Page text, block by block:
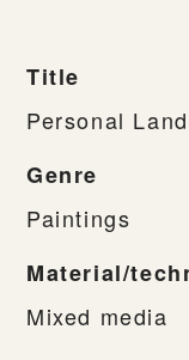
Title
Personal
Genre
Paintings
Material/
Mixed media